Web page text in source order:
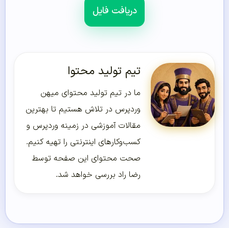
دریافت فایل
تیم تولید محتوا
ما در تیم تولید محتوای میهن
وردپرس در تلاش هستیم تا بهترین
مقالات آموزشی در زمینه وردپرس و
کسب‌و‌کارهای اینترنتی را تهیه کنیم.
صحت محتوای این صفحه توسط
رضا راد بررسی خواهد شد.